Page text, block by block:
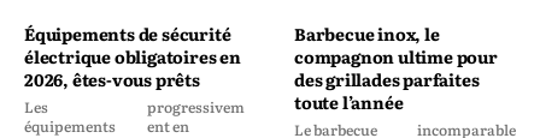
Équipements de sécurité
électrique obligatoires en
2026, êtes-vous prêts
Les
équipements
progressivem
ent en
Barbecue inox, le
compagnon ultime pour
des grillades parfaites
toute l’année
Le barbecue
incomparable